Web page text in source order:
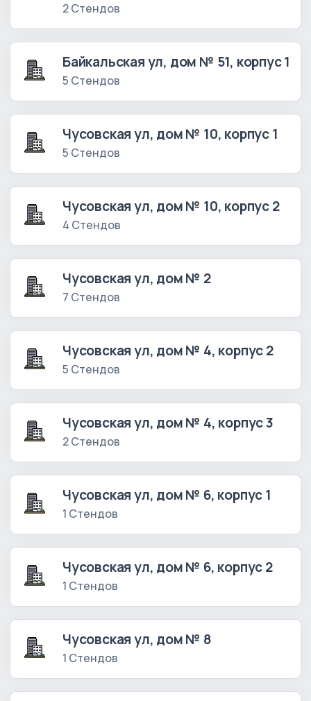
2 Стендов
Байкальская ул, дом № 51, корпус 1
5 Стендов
Чусовская ул, дом № 10, корпус 1
5 Стендов
Чусовская ул, дом № 10, корпус 2
4 Стендов
Чусовская ул, дом № 2
7 Стендов
Чусовская ул, дом № 4, корпус 2
5 Стендов
Чусовская ул, дом № 4, корпус 3
2 Стендов
Чусовская ул, дом № 6, корпус 1
1 Стендов
Чусовская ул, дом № 6, корпус 2
1 Стендов
Чусовская ул, дом № 8
1 Стендов